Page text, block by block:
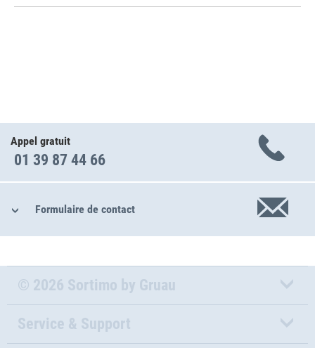
Appel gratuit
01 39 87 44 66
Formulaire de contact
© 2026 Sortimo by Gruau
Service & Support